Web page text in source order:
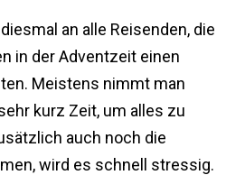
an alle Reisenden, die
in der Adventzeit einen
Meistens nimmt man
kurz Zeit, um alles zu
auch noch die
wird es schnell stressig.